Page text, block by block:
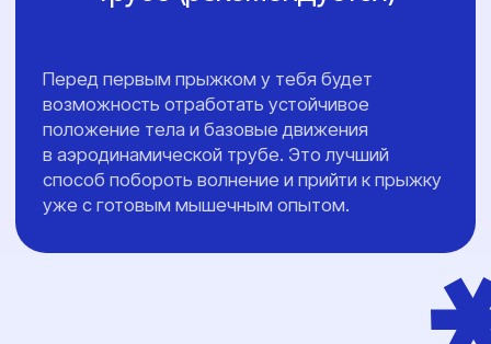
04
Уровни 7-8:
посвященные отработке сальто
назад, сложным разворотам
и подготовке к самостоятельным
прыжкам. Ты совершаешь эти
прыжки с одним инструктором.